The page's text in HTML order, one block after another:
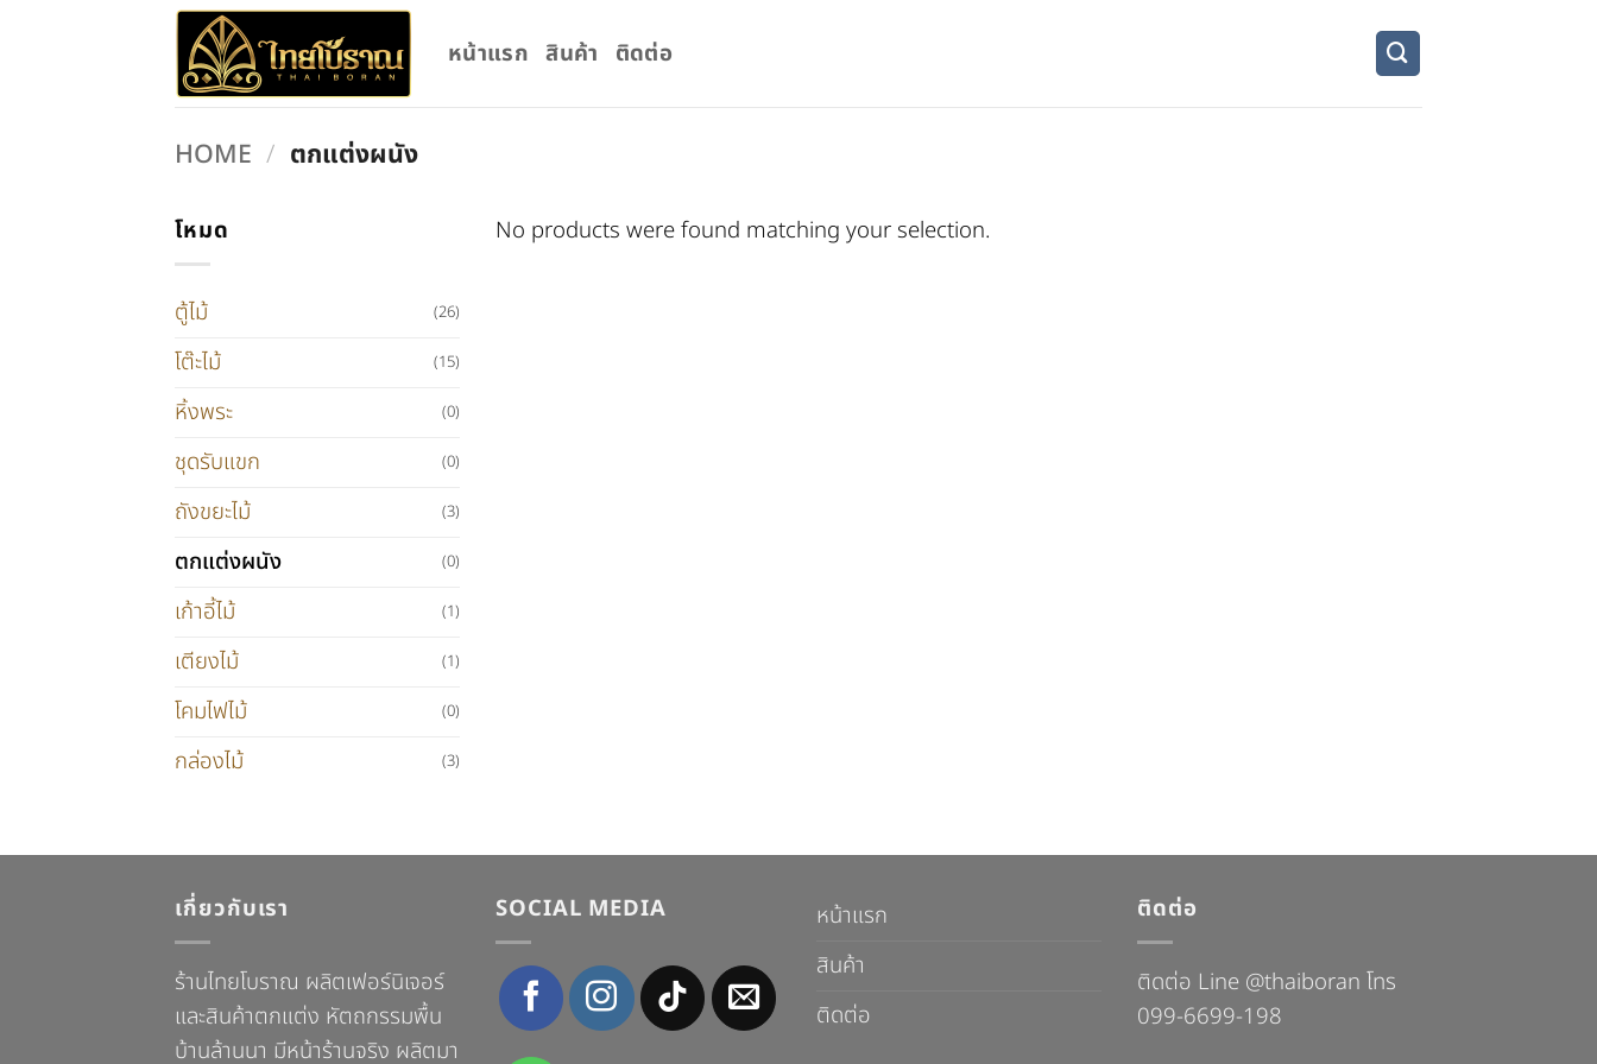
หน้าแรก สินค้า ติดต่อ
HOME / ตกแต่งผนัง
โหมด
ตู้ไม้ (26)
โต๊ะไม้ (15)
หิ้งพระ (0)
ชุดรับแขก (0)
ถังขยะไม้ (3)
ตกแต่งผนัง (0)
เก้าอี้ไม้ (1)
เตียงไม้ (1)
โคมไฟไม้ (0)
กล่องไม้ (3)
No products were found matching your selection.
เกี่ยวกับเรา
ร้านไทยโบราณ ผลิตเฟอร์นิเจอร์
และสินค้าตกแต่ง หัตถกรรมพื้น
บ้านล้านนา มีหน้าร้านจริง ผลิตมา
SOCIAL MEDIA
หน้าแรก
สินค้า
ติดต่อ
ติดต่อ
ติดต่อ Line @thaiboran โทร
099-6699-198